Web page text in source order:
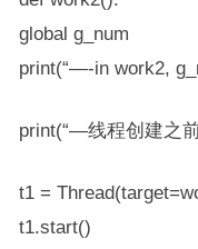
global g_num
print(“—-in work2,
print(“—线程创建之
t1 =
t1.start()